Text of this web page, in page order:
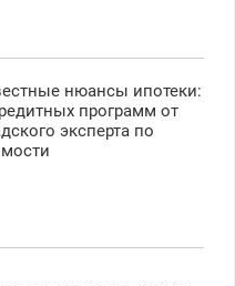
нюансы ипотеки:
программ от
эксперта по